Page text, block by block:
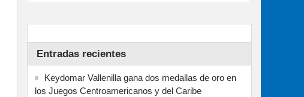
Entradas recientes
Keydomar Vallenilla gana dos medallas de oro en
los Juegos Centroamericanos y del Caribe